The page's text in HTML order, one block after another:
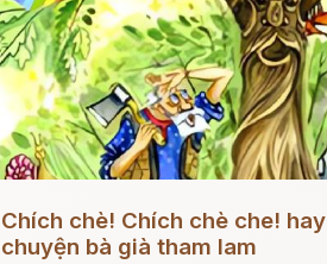
Chích chè! Chích chè che! hay
chuyện bà già tham lam